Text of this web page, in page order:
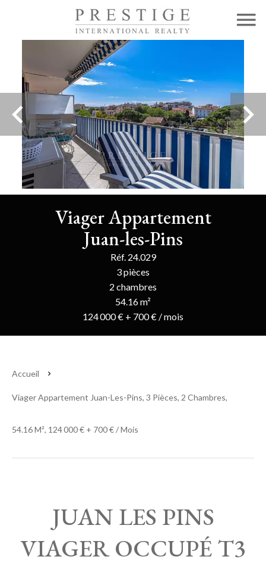
Viager Appartement
Juan-les-Pins
Réf. 24.029
3 pièces
2 chambres
54.16 m²
124 000 € + 700 € / mois
Accueil
Viager Appartement Juan-Les-Pins, 3 Pièces, 2 Chambres,
54.16 M², 124 000 € + 700 € / Mois
JUAN LES PINS
VIAGER OCCUPÉ T3